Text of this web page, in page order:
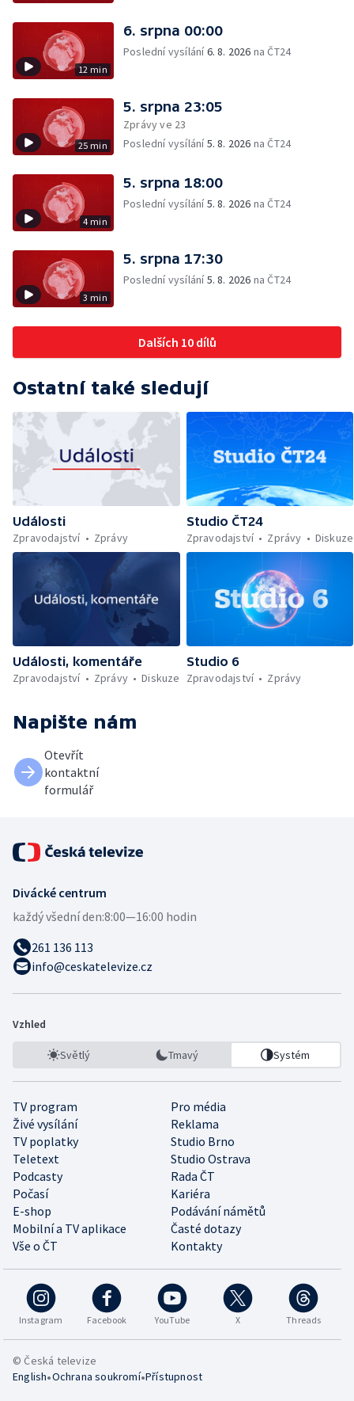
12 min
6. srpna 00:00
Poslední vysílání6. 8. 2026 na ČT24
25 min
5. srpna 23:05
Zprávy ve 23
Poslední vysílání5. 8. 2026 na ČT24
4 min
5. srpna 18:00
Poslední vysílání5. 8. 2026 na ČT24
3 min
5. srpna 17:30
Poslední vysílání5. 8. 2026 na ČT24
Dalších 10 dílů
Ostatní také sledují
Události
Zpravodajství
Zprávy
Studio ČT24
Zpravodajství
Zprávy Diskuze
Události, komentáře
Zpravodajství
Zprávy Diskuze
Studio 6
Zpravodajství
Zprávy
Napište nám
Otevřít
kontaktní
formulář
Divácké centrum
každý všední den:8:00—16:00 hodin
261 136 113
info@ceskatelevize.cz
Vzhled
Světlý Tmavý Systém
TV program
Pro média
Živé vysílání
Reklama
TV poplatky
Studio Brno
Teletext
Studio Ostrava
Podcasty
Rada ČT
Počasí
Kariéra
E-shop
Podávání námětů
Mobilní a TV aplikace
Časté dotazy
Vše o ČT
Kontakty
Instagram Facebook YouTube X Threads
© Česká televize
English•Ochrana soukromí•Přístupnost